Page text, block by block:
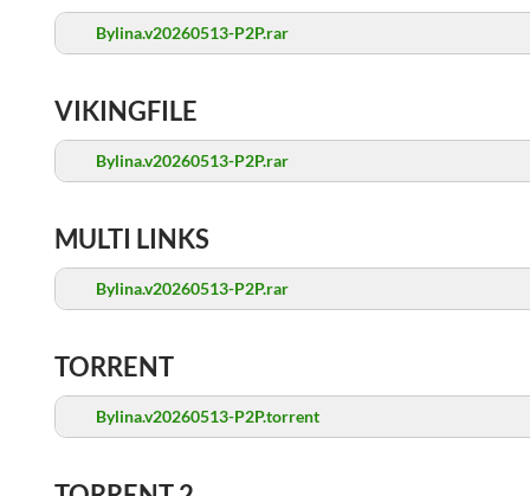
Bylina.v20260513-P2P.rar
VIKINGFILE
Bylina.v20260513-P2P.rar
MULTI LINKS
Bylina.v20260513-P2P.rar
TORRENT
Bylina.v20260513-P2P.torrent